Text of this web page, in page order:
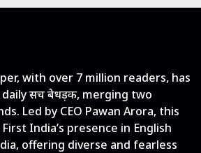
with over 7 million readers, has
सच बेधड़क, merging two
Led by CEO Pawan Arora, this
India’s presence in English
offering diverse and fearless